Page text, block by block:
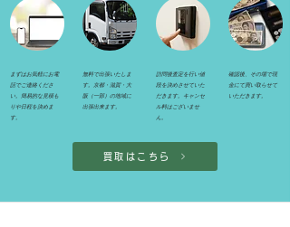
まずはお気軽にお電
話でご連絡くださ
い。簡易的な見積も
りや日程を決めま
す。
無料で出張いたしま
す。京都・滋賀・大
阪（一部）の地域に
出張出来ます。
訪問後査定を行い値
段を決めさせていた
だきます。キャンセ
ル料はございませ
ん。
確認後、その場で現
金にて買い取らせて
いただきます。
買取はこちら